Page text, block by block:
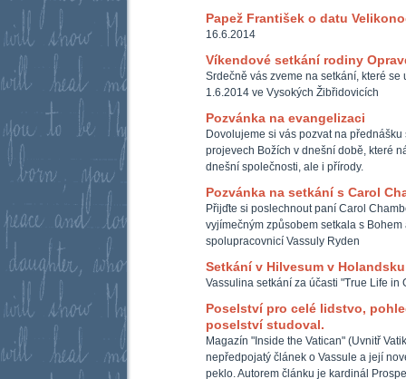
Papež František o datu
16.6.2014
Víkendové setkání rodiny
Srdečně vás zveme na setkání, které se
1.6.2014 ve Vysokých Žibřidovicích
Pozvánka na evangelizaci
Dovolujeme si vás pozvat na
projevech Božích v dnešní době, které
dnešní společnosti, ale i přírody.
Pozvánka na setkání s Carol
Přijďte si poslechnout paní Carol
vyjímečným způsobem setkala s
spolupracovnicí Vassuly Ryden
Setkání v Hilvesum v Holandsku
Vassulina setkání za účasti "True Life in
Poselství pro celé lidstvo,
poselství studoval.
Magazín "Inside the Vatican" (Uvnitř
nepředpojatý článek o Vassule a její
peklo. Autorem článku je kardinál